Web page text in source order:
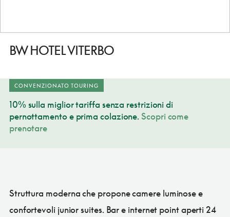
BW HOTEL VITERBO
CONVENZIONATO TOURING
10% sulla miglior tariffa senza restrizioni di
pernottamento e prima colazione.Scopri come
prenotare
Struttura moderna che propone camere luminose e
confortevoli junior suites. Bar e internet point aperti 24